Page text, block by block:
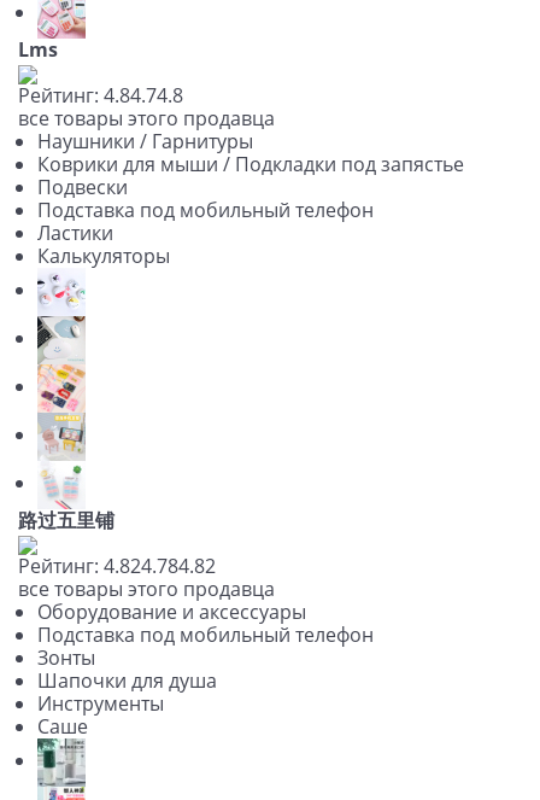
Lms
Рейтинг: 4.84.74.8
все товары этого продавца
Наушники / Гарнитуры
Коврики для мыши / Подкладки под запястье
Подвески
Подставка под мобильный телефон
Ластики
Калькуляторы
路过五里铺
Рейтинг: 4.824.784.82
все товары этого продавца
Оборудование и аксессуары
Подставка под мобильный телефон
Зонты
Шапочки для душа
Инструменты
Саше